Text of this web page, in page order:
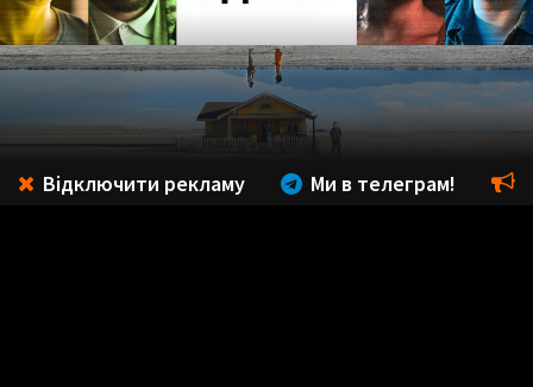
Відключити рекламу Ми в телеграм!